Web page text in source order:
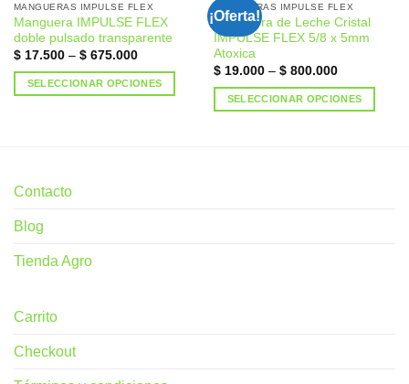
Añadir
a la
MANGUERAS IMPULSE FLEX
Manguera IMPULSE FLEX
doble pulsado transparente
$17.500– $675.000
SELECCIONAR OPCIONES
¡Oferta!
Añadir
a la
MANGUERAS IMPULSE FLEX
Manguera de Leche Cristal
IMPULSE FLEX 5/8 x 5mm
Atoxica
$19.000– $800.000
SELECCIONAR OPCIONES
Contacto
Blog
Tienda Agro
Carrito
Checkout